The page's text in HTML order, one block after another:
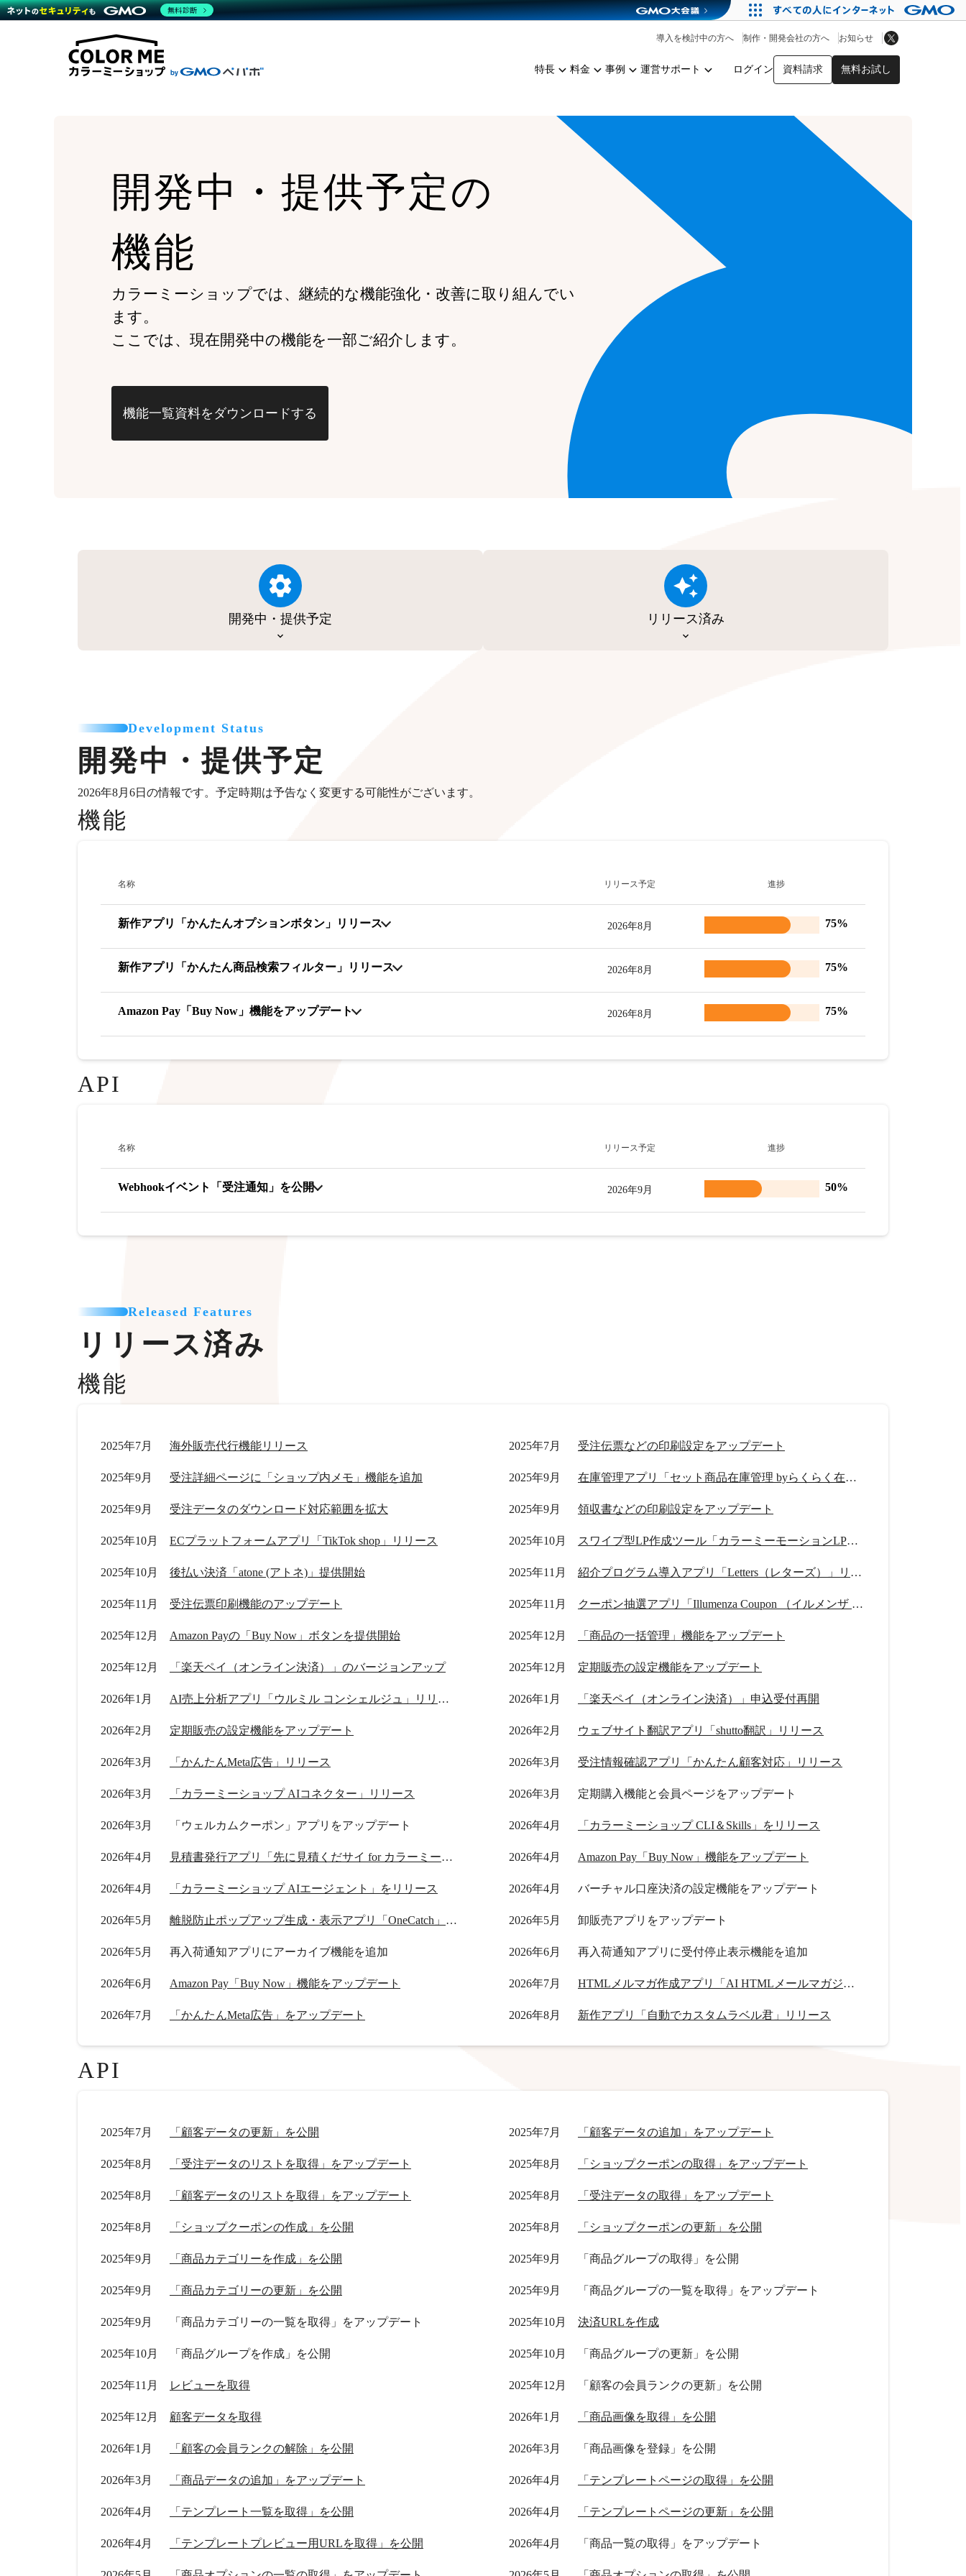
特長 料金 事例 運営サポート ログイン 資料請求 無料お試し
導入を検討中の方へ 制作・開発会社の方へ お知らせ
商材一覧を見る
機能一覧を見る
WordPress導入
顧客ロイヤリティを向上
モバイルアプリ
雑貨販売 アプリストア
料金
プラン・料金一覧を見る
料金シミュレーション
事例
運営サポート
サポート一覧を見る
コミュニティイベントCarty
YouTubeチャンネル
開発中・提供予定の
機能
カラーミーショップでは、継続的な機能強化・改善に取り組んでい
ます。
ここでは、現在開発中の機能を一部ご紹介します。
機能一覧資料をダウンロードする
開発中・提供予定 リリース済み
Development Status
開発中・提供予定
2026年8月6日の情報です。予定時期は予告なく変更する可能性がございます。
機能
名称 リリース予定 進捗
新作アプリ「かんたんオプションボタン」リリース 2026年8月 75%
新作アプリ「かんたん商品検索フィルター」リリース 2026年8月 75%
Amazon Pay「Buy Now」機能をアップデート 2026年8月 75%
API
名称 リリース予定 進捗
Webhookイベント「受注通知」を公開 2026年9月 50%
Released Features
リリース済み
機能
2025年7月 海外販売代行機能リリース 2025年7月 受注伝票などの印刷設定をアップデート
2025年9月 受注詳細ページに「ショップ内メモ」機能を追加 2025年9月 在庫管理アプリ「セット商品在庫管理 byらくらく在庫」リリース
2025年9月 受注データのダウンロード対応範囲を拡大 2025年9月 領収書などの印刷設定をアップデート
2025年10月 ECプラットフォームアプリ「TikTok shop」リリース 2025年10月 スワイプ型LP作成ツール「カラーミーモーションLP」提供開始
2025年10月 後払い決済「atone (アトネ)」提供開始 2025年11月 紹介プログラム導入アプリ「Letters（レターズ）」リリース
2025年11月 受注伝票印刷機能のアップデート 2025年11月 クーポン抽選アプリ「Illumenza Coupon （イルメンザ クーポン）」リリース
2025年12月 Amazon Payの「Buy Now」ボタンを提供開始 2025年12月 「商品の一括管理」機能をアップデート
2025年12月 「楽天ペイ（オンライン決済）」のバージョンアップ 2025年12月 定期販売の設定機能をアップデート
2026年1月 AI売上分析アプリ「ウルミル コンシェルジュ」リリース 2026年1月 「楽天ペイ（オンライン決済）」申込受付再開
2026年2月 定期販売の設定機能をアップデート 2026年2月 ウェブサイト翻訳アプリ「shutto翻訳」リリース
2026年3月 「かんたんMeta広告」リリース 2026年3月 受注情報確認アプリ「かんたん顧客対応」リリース
2026年3月 「カラーミーショップ AIコネクター」リリース 2026年3月 定期購入機能と会員ページをアップデート
2026年3月 「ウェルカムクーポン」アプリをアップデート 2026年4月 「カラーミーショップ CLI＆Skills」をリリース
2026年4月 見積書発行アプリ「先に見積くだサイ for カラーミーショップ」リリース 2026年4月 Amazon Pay「Buy Now」機能をアップデート
2026年4月 「カラーミーショップ AIエージェント」をリリース 2026年4月 バーチャル口座決済の設定機能をアップデート
2026年5月 離脱防止ポップアップ生成・表示アプリ「OneCatch」リリース 2026年5月 卸販売アプリをアップデート
2026年5月 再入荷通知アプリにアーカイブ機能を追加 2026年6月 再入荷通知アプリに受付停止表示機能を追加
2026年6月 Amazon Pay「Buy Now」機能をアップデート 2026年7月 HTMLメルマガ作成アプリ「AI HTMLメールマガジン」リリース
2026年7月 「かんたんMeta広告」をアップデート 2026年8月 新作アプリ「自動でカスタムラベル君」リリース
API
2025年7月 「顧客データの更新」を公開 2025年7月 「顧客データの追加」をアップデート
2025年8月 「受注データのリストを取得」をアップデート 2025年8月 「ショップクーポンの取得」をアップデート
2025年8月 「顧客データのリストを取得」をアップデート 2025年8月 「受注データの取得」をアップデート
2025年8月 「ショップクーポンの作成」を公開 2025年8月 「ショップクーポンの更新」を公開
2025年9月 「商品カテゴリーを作成」を公開 2025年9月 「商品グループの取得」を公開
2025年9月 「商品カテゴリーの更新」を公開 2025年9月 「商品グループの一覧を取得」をアップデート
2025年9月 「商品カテゴリーの一覧を取得」をアップデート 2025年10月 決済URLを作成
2025年10月 「商品グループを作成」を公開 2025年10月 「商品グループの更新」を公開
2025年11月 レビューを取得 2025年12月 「顧客の会員ランクの更新」を公開
2025年12月 顧客データを取得 2026年1月 「商品画像を取得」を公開
2026年1月 「顧客の会員ランクの解除」を公開 2026年3月 「商品画像を登録」を公開
2026年3月 「商品データの追加」をアップデート 2026年4月 「テンプレートページの取得」を公開
2026年4月 「テンプレート一覧を取得」を公開 2026年4月 「テンプレートページの更新」を公開
2026年4月 「テンプレートプレビュー用URLを取得」を公開 2026年4月 「商品一覧の取得」をアップデート
無料診断